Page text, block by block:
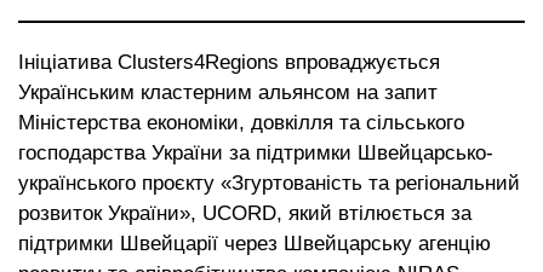
Ініціатива Clusters4Regions впроваджується
Українським кластерним альянсом на запит
Міністерства економіки, довкілля та сільського
господарства України за підтримки Швейцарсько-
українського проєкту «Згуртованість та регіональний
розвиток України», UCORD, який втілюється за
підтримки Швейцарії через Швейцарську агенцію